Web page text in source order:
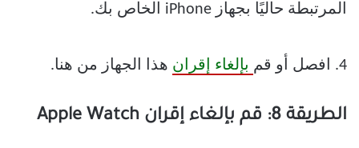
المرتبطة حاليًا بجهاز iPhone الخاص بك.
4. افصل أو قم بإلغاء إقران هذا الجهاز من هنا.
الطريقة 8: قم بإلغاء إقران Apple Watch